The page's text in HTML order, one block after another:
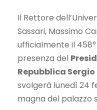
Il Rettore
Sassari, Massimo
ufficialmente il
presenza del
Repubblica
svolgerà lunedì 24
magna del palazzo